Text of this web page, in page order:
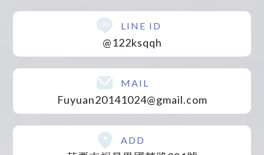
LINE ID
@122ksqqh
MAIL
Fuyuan20141024@gmail.com
ADD